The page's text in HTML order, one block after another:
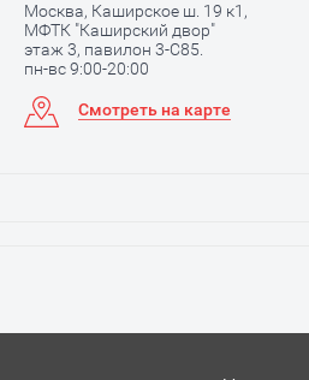
Москва, Каширское ш. 19 к1,
МФТК "Каширский двор"
этаж 3, павилон 3-С85.
пн-вс 9:00-20:00
Смотреть на карте